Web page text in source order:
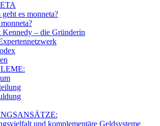
es monneta?
– die Gründerin
und komplementäre Geldsysteme